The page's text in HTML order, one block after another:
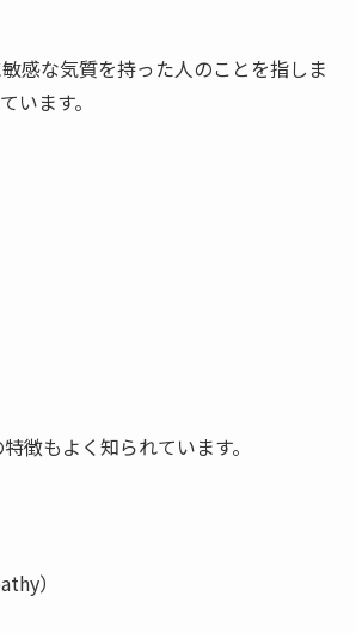
感な気質を持った人のことを指しま
います。
徴もよく知られています。
）